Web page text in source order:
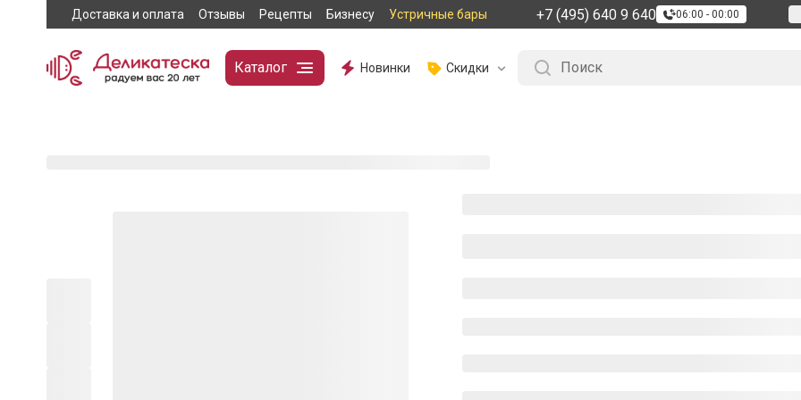
Доставка и оплата Отзывы Рецепты Бизнесу Устричные бары +7 (495) 640 9 640 06:00 - 00:00
Каталог Новинки Скидки